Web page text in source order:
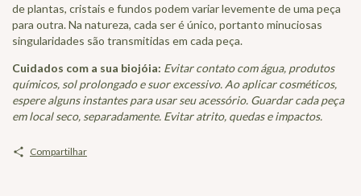
de plantas, cristais e fundos podem variar levemente de uma peça
para outra. Na natureza, cada ser é único, portanto minuciosas
singularidades são transmitidas em cada peça.
Cuidados com a sua biojóia: Evitar contato com água, produtos
químicos, sol prolongado e suor excessivo. Ao aplicar cosméticos,
espere alguns instantes para usar seu acessório. Guardar cada peça
em local seco, separadamente. Evitar atrito, quedas e impactos.
Compartilhar